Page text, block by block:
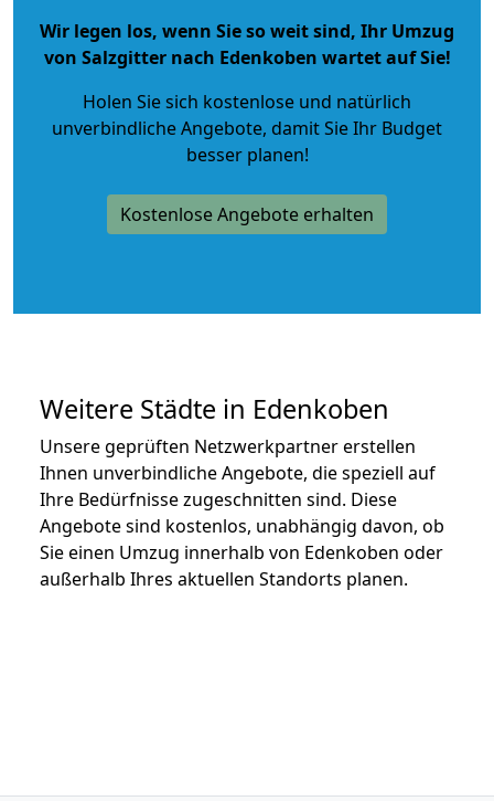
Wir legen los, wenn Sie so weit sind, Ihr Umzug
von Salzgitter nach Edenkoben wartet auf Sie!
Holen Sie sich kostenlose und natürlich
unverbindliche Angebote, damit Sie Ihr Budget
besser planen!
Kostenlose Angebote erhalten
Weitere Städte in Edenkoben
Unsere geprüften Netzwerkpartner erstellen
Ihnen unverbindliche Angebote, die speziell auf
Ihre Bedürfnisse zugeschnitten sind. Diese
Angebote sind kostenlos, unabhängig davon, ob
Sie einen Umzug innerhalb von Edenkoben oder
außerhalb Ihres aktuellen Standorts planen.